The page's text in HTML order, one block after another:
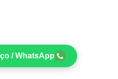
/ WhatsApp